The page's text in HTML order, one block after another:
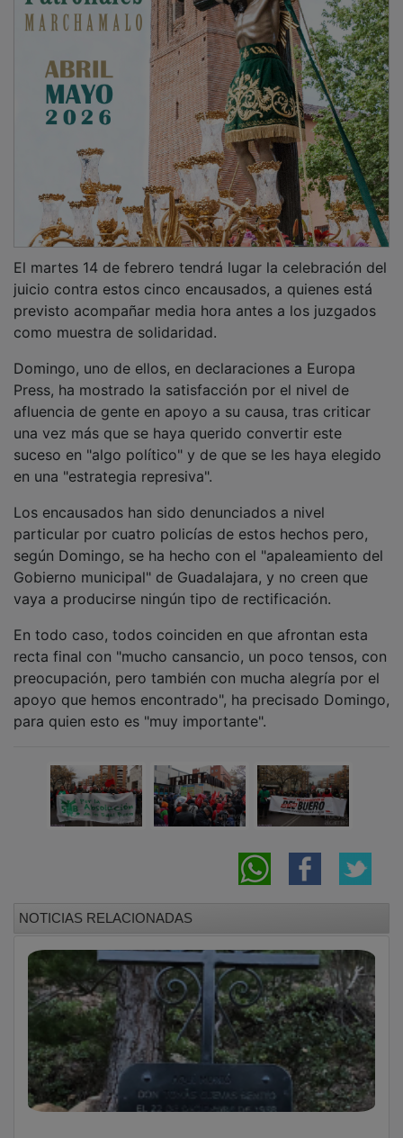
juicio contra estos cinco encausados, a quienes está
previsto acompañar media hora antes a los juzgados
como muestra de solidaridad.
Press, ha mostrado la satisfacción por el nivel de
afluencia de gente en apoyo a su causa, tras criticar
una vez más que se haya querido convertir este
suceso en "algo político" y de que se les haya elegido
en una "estrategia represiva".
particular por cuatro policías de estos hechos pero,
según Domingo, se ha hecho con el "apaleamiento del
Gobierno municipal" de Guadalajara, y no creen que
vaya a producirse ningún tipo de rectificación.
recta final con "mucho cansancio, un poco tensos, con
preocupación, pero también con mucha alegría por el
apoyo que hemos encontrado", ha precisado Domingo,
para quien esto es "muy importante".